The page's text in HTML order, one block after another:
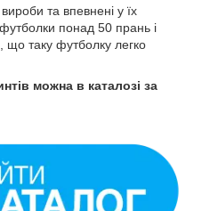
та впевнені у їх
понад 50 прань і
що таку футболку легко
можна в каталозі за